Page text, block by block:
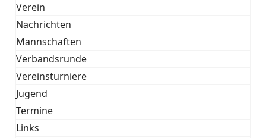
Verein
Nachrichten
Mannschaften
Verbandsrunde
Vereinsturniere
Jugend
Termine
Links